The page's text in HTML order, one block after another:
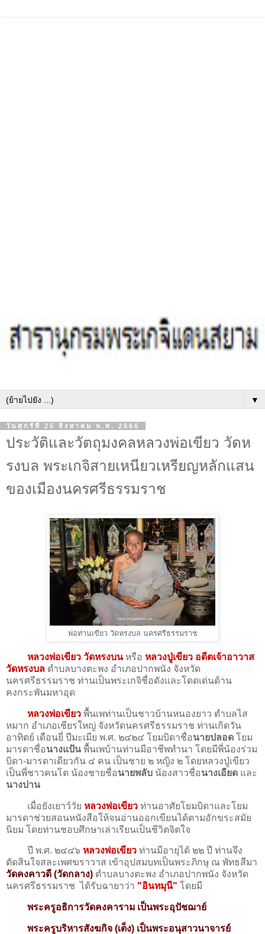
▼
วันศุกร์ที่ 25 สิงหาคม พ.ศ. 2566
ประวัติและวัตถุมงคลหลวงพ่อเขียว วัดห
รงบล พระเกจิสายเหนียวเหรียญหลักแสน
ของเมืองนครศรีธรรมราช
พ่อท่านเขียว วัดหรงบล นครศรีธรรมราช
หลวงพ่อเขียว วัดหรงบน หรือ หลวงปู่เขียว อดีตเจ้าอาวาส
วัดหรงบล ตำบลบางตะพง อำเภอปากพนัง จังหวัด
นครศรีธรรมราช ท่านเป็นพระเกจิชื่อดังและโดดเด่นด้าน
คงกระพันมหาอุด
หลวงพ่อเขียว พื้นเพท่านเป็นชาวบ้านหนองยาว ตำบลไส
หมาก อำเภอเชียรใหญ่ จังหวัดนครศรีธรรมราช ท่านเกิดวัน
อาทิตย์ เดือนยี่ ปีมะเมีย พ.ศ. ๒๔๒๔ โยมบิดาชื่อนายปลอด โยม
มารดาชื่อนางแป้น พื้นเพบ้านท่านมีอาชีพทำนา โดยมีพี่น้องร่วม
บิดา-มารดาเดียวกัน ๔ คน เป็นชาย ๒ หญิง ๒ โดยหลวงปู่เขียว
เป็นพี่ชาวคนโต น้องชายชื่อนายพลับ น้องสาวชื่อนางเอียด และ
นางปาน
เมื่อยังเยาว์วัย หลวงพ่อเขียว ท่านอาศัยโยมบิดาและโยม
มารดาช่วยสอนหนังสือให้จนอ่านออกเขียนได้ตามอักขระสมัย
นิยม โดยท่านชอบศึกษาเล่าเรียนเป็นชีวิตจิตใจ
ปี พ.ศ. ๒๔๔๖ หลวงพ่อเขียว ท่านมีอายุได้ ๒๒ ปี ท่านจึง
ตัดสินใจสละเพศฆราวาส เข้าอุปสมบทเป็นพระภิกษุ ณ พัทธสีมา
วัดคงคาวดี (วัดกลาง) ตำบลบางตะพง อำเภอปากพนัง จังหวัด
นครศรีธรรมราช ได้รับฉายาว่า "อินทมุนี" โดยมี
พระครูอธิการวัดคงคาราม เป็นพระอุปัชฌาย์
พระครูบริหารสังฆกิจ (เต็ง) เป็นพระอนุสาวนาจารย์